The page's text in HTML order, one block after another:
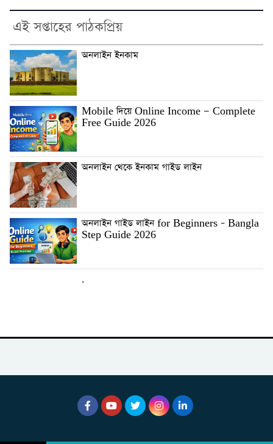
এই সপ্তাহের পাঠকপ্রিয়
অনলাইন ইনকাম
Mobile দিয়ে Online Income — Complete
Free Guide 2026
অনলাইন থেকে ইনকাম গাইড লাইন
অনলাইন গাইড লাইন for Beginners – Bangla
Step Guide 2026
.